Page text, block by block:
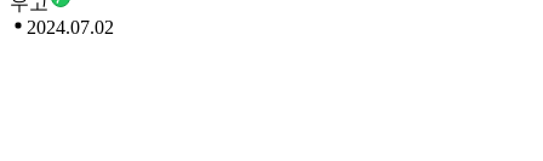
2024.07.02